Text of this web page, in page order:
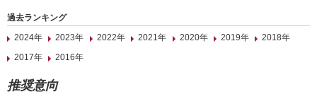
過去ランキング
2024年
2023年 2022年 2021年 2020年 2019年
2018年
2017年
2016年
推奨意向